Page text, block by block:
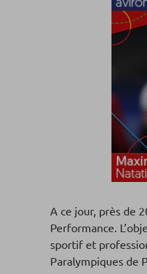
A ce jour, près de
Performance.
sportif et
Paralympiques de